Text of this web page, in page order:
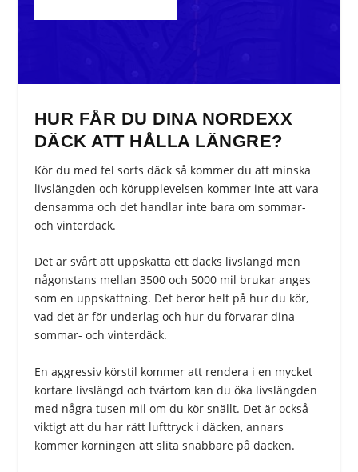
HUR FÅR DU DINA NORDEXX
DÄCK ATT HÅLLA LÄNGRE?
Kör du med fel sorts däck så kommer du att minska
livslängden och körupplevelsen kommer inte att vara
densamma och det handlar inte bara om sommar-
och vinterdäck.
Det är svårt att uppskatta ett däcks livslängd men
någonstans mellan 3500 och 5000 mil brukar anges
som en uppskattning. Det beror helt på hur du kör,
vad det är för underlag och hur du förvarar dina
sommar- och vinterdäck.
En aggressiv körstil kommer att rendera i en mycket
kortare livslängd och tvärtom kan du öka livslängden
med några tusen mil om du kör snällt. Det är också
viktigt att du har rätt lufttryck i däcken, annars
kommer körningen att slita snabbare på däcken.